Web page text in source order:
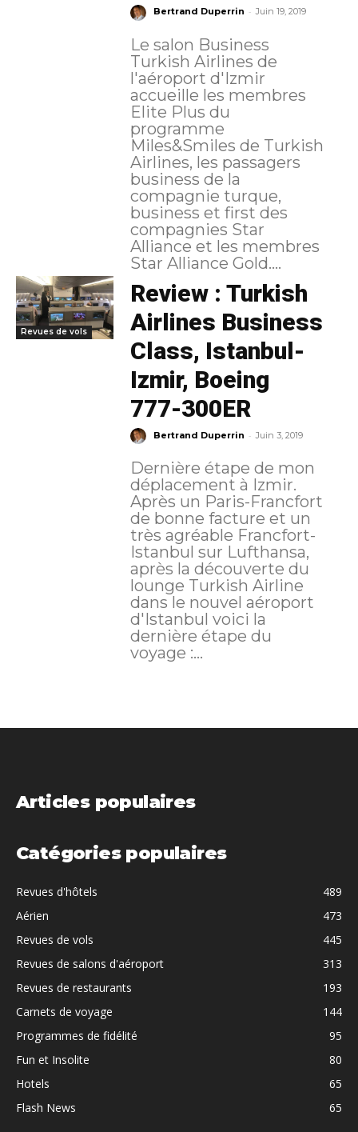
Bertrand Duperrin - Juin 19, 2019
Le salon Business
Turkish Airlines de
l'aéroport d'Izmir
accueille les membres
Elite Plus du
programme
Miles&Smiles de Turkish
Airlines, les passagers
business de la
compagnie turque,
business et first des
compagnies Star
Alliance et les membres
Star Alliance Gold....
Revues de vols
Review : Turkish
Airlines Business
Class, Istanbul-
Izmir, Boeing
777-300ER
Bertrand Duperrin - Juin 3, 2019
Dernière étape de mon
déplacement à Izmir.
Après un Paris-Francfort
de bonne facture et un
très agréable Francfort-
Istanbul sur Lufthansa,
après la découverte du
lounge Turkish Airline
dans le nouvel aéroport
d'Istanbul voici la
dernière étape du
voyage :...
Articles populaires
Catégories populaires
Revues d'hôtels
489
Aérien
473
Revues de vols
445
Revues de salons d'aéroport
313
Revues de restaurants
193
Carnets de voyage
144
Programmes de fidélité
95
Fun et Insolite
80
Hotels
65
Flash News
65